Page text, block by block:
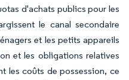
d'achats publics pour les
le canal secondaire
et les petits appareils
et les obligations relatives
les coûts de possession, ce